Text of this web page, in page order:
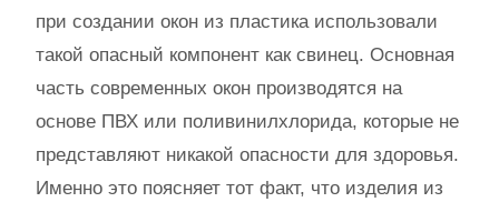
при создании окон из пластика использовали
такой опасный компонент как свинец. Основная
часть современных окон производятся на
основе ПВХ или поливинилхлорида, которые не
представляют никакой опасности для здоровья.
Именно это поясняет тот факт, что изделия из